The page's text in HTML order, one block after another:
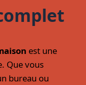
est une
Que vous
bureau ou